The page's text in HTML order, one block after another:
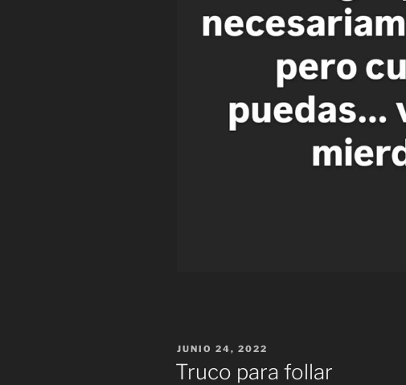
PUBLICADO
EL
JUNIO 24, 2022
Truco para follar